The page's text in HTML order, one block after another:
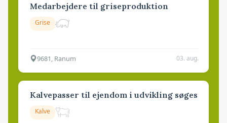
Medarbejdere til griseproduktion
Grise
9681, Ranum 03. aug.
Kalvepasser til ejendom i udvikling søges
Kalve